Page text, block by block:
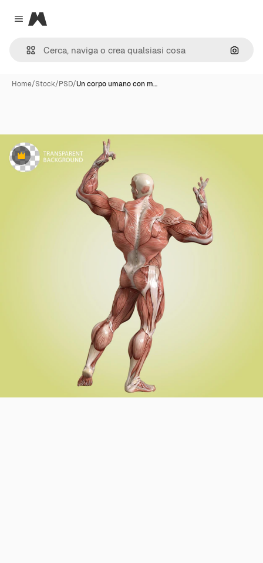
Close menu
Magnific
Cerca
Home/Stock/PSD/Un corpo umano con m…
Premium